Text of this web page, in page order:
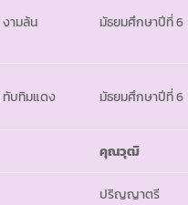
งามล้น มัธยมศึกษาปีที่ 6
ทับทิมแดง มัธยมศึกษาปีที่ 6
คุณวุฒิ
ปริญญาตรี